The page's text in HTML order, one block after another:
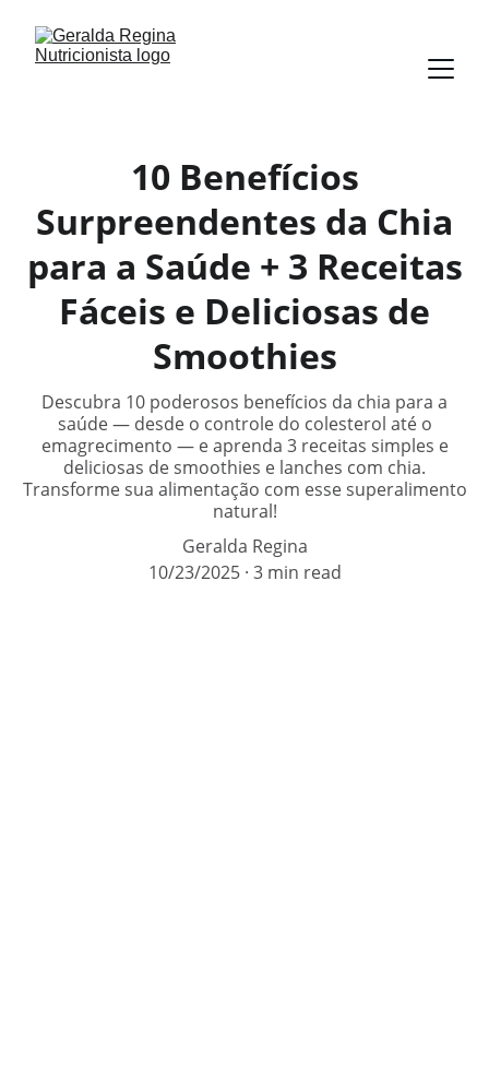
10 Benefícios
Surpreendentes da Chia
para a Saúde + 3 Receitas
Fáceis e Deliciosas de
Smoothies
Descubra 10 poderosos benefícios da chia para a
saúde — desde o controle do colesterol até o
emagrecimento — e aprenda 3 receitas simples e
deliciosas de smoothies e lanches com chia.
Transforme sua alimentação com esse superalimento
natural!
Geralda Regina
10/23/2025 3 min read